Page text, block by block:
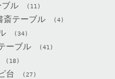
ブル (11)
斎テーブル (4)
(34)
ーブル (41)
(18)
台 (27)